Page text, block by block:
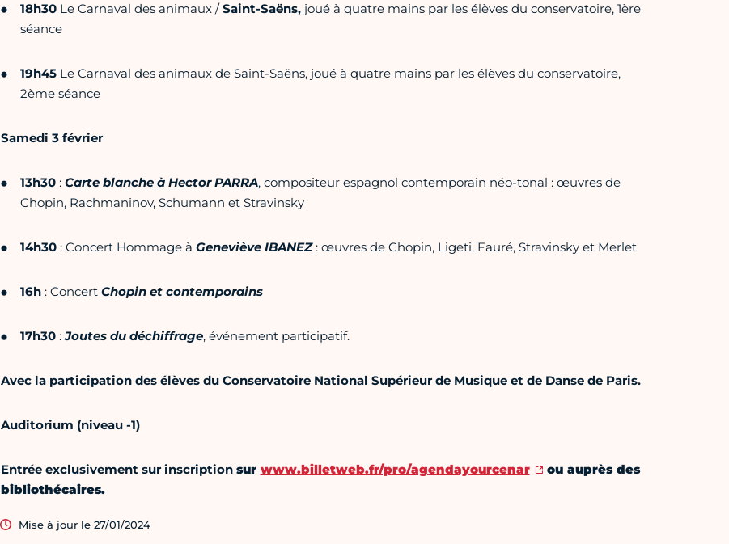
18h30 Le Carnaval des animaux /Saint-Saëns,joué à quatre mains par les élèves du conservatoire, 1ère
séance
19h45Le Carnaval des animaux de Saint-Saëns, joué à quatre mains par les élèves du conservatoire,
2ème séance
Samedi 3 février
13h30: Carte blanche à Hector PARRA, compositeur espagnol contemporain néo-tonal : œuvres de
Chopin, Rachmaninov, Schumann et Stravinsky
14h30: Concert Hommage à Geneviève IBANEZ: œuvres de Chopin, Ligeti, Fauré, Stravinsky et Merlet
16h: Concert Chopin et contemporains
17h30:Joutes du déchiffrage, événement participatif.
Avec la participation des élèves du Conservatoire National Supérieur de Musique et de Danse de Paris.
Auditorium (niveau -1)
Entrée exclusivement sur inscription sur www.billetweb.fr/pro/agendayourcenar
ou auprès des
bibliothécaires.
Mise à jour le 27/01/2024